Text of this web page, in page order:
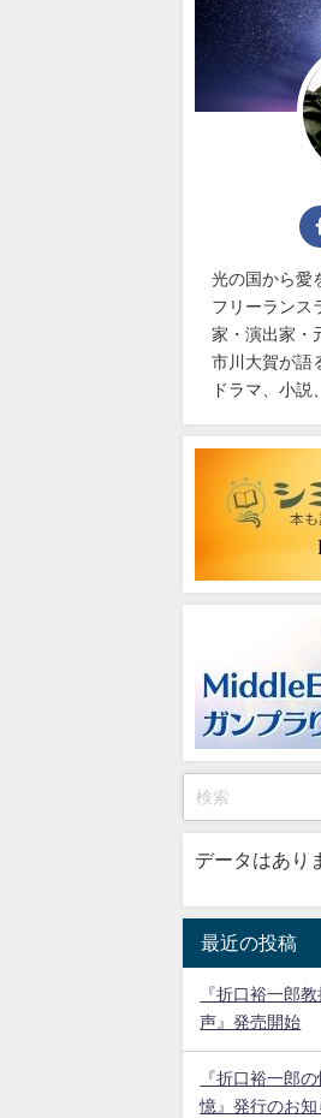
光の国から愛
フリーランス
家・演出家・
市川大賀が語
ドラマ、小説
データはあり
最近の投稿
『折口裕一郎
声』発売開始
『折口裕一郎
憶』発行のお知